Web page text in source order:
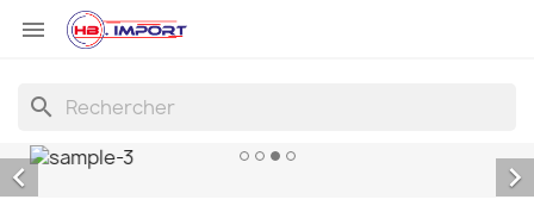

search
 